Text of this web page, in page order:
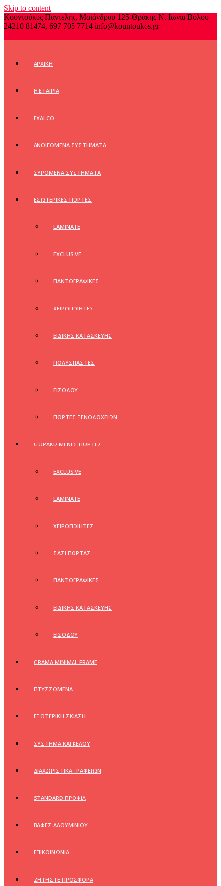
Skip to content
Κουντούκος Παντελής, Μαιάνδρου 125-Θράκης Ν. Ιωνία Βόλου
24210 81474, 697 705 7714 info@kountoukos.gr
ΑΡΧΙΚΗ
Η ΕΤΑΙΡΙΑ
EXALCO
ΑΝΟΙΓΟΜΕΝΑ ΣΥΣΤΗΜΑΤΑ
ΣΥΡΟΜΕΝΑ ΣΥΣΤΗΜΑΤΑ
ΕΣΩΤΕΡΙΚΕΣ ΠΟΡΤΕΣ
LAMINATE
EXCLUSIVE
ΠΑΝΤΟΓΡΑΦΙΚΕΣ
ΧΕΙΡΟΠΟΙΗΤΕΣ
ΕΙΔΙΚΗΣ ΚΑΤΑΣΚΕΥΗΣ
ΠΟΛΥΣΠΑΣΤΕΣ
ΕΙΣΟΔΟΥ
ΠΟΡΤΕΣ ΞΕΝΟΔΟΧΕΙΩΝ
ΘΩΡΑΚΙΣΜΕΝΕΣ ΠΟΡΤΕΣ
EXCLUSIVE
LAMINATE
ΧΕΙΡΟΠΟΙΗΤΕΣ
ΣΑΣΙ ΠΟΡΤΑΣ
ΠΑΝΤΟΓΡΑΦΙΚΕΣ
ΕΙΔΙΚΗΣ ΚΑΤΑΣΚΕΥΗΣ
ΕΙΣΟΔΟΥ
ORAMA MINIMAL FRAME
ΠΤΥΣΣΟΜΕΝΑ
ΕΞΩΤΕΡΙΚΗ ΣΚΙΑΣΗ
ΣΥΣΤΗΜΑ ΚΑΓΚΕΛΟΥ
ΔΙΑΧΩΡΙΣΤΙΚΑ ΓΡΑΦΕΙΩΝ
STANDARD ΠΡΟΦΙΛ
ΒΑΦΕΣ ΑΛΟΥΜΙΝΙΟΥ
ΕΠΙΚΟΙΝΩΝΙΑ
ΖΗΤΗΣΤΕ ΠΡΟΣΦΟΡΑ